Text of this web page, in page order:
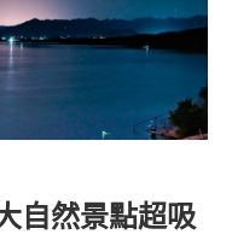
自然景點超吸